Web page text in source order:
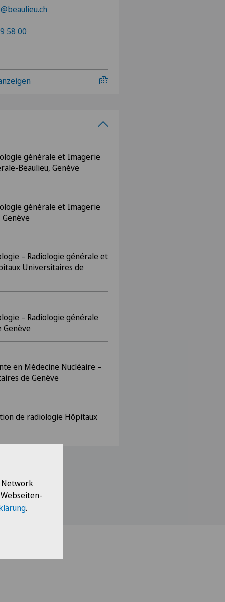
58 00
générale et Imagerie
Beaulieu, Genève
générale et Imagerie
– Radiologie générale et
Universitaires de
– Radiologie générale
en Médecine Nucléaire –
de Genève
de radiologie Hôpitaux
Network
.